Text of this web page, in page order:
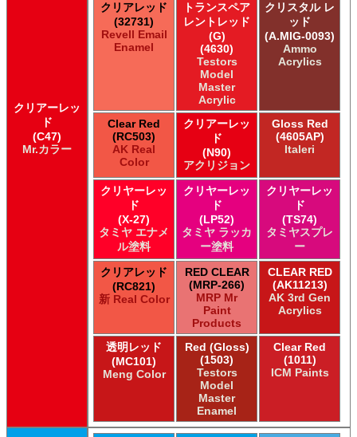
クリアーレッ
ド
(C47)
Mr.カラー
クリアレッド
(32731)
Revell Email
Enamel
トランスペア
レントレッド
(G)
(4630)
Testors
Model
Master
Acrylic
クリスタル レ
ッド
(A.MIG-0093)
Ammo
Acrylics
Clear Red
(RC503)
AK Real
Color
クリアーレッ
ド
(N90)
アクリジョン
Gloss Red
(4605AP)
Italeri
クリヤーレッ
ド
(X-27)
タミヤ エナメ
ル塗料
クリヤーレッ
ド
(LP52)
タミヤ ラッカ
ー塗料
クリヤーレッ
ド
(TS74)
タミヤスプレ
ー
クリアレッド
(RC821)
新 Real Color
RED CLEAR
(MRP-266)
MRP Mr
Paint
Products
CLEAR RED
(AK11213)
AK 3rd Gen
Acrylics
透明レッド
(MC101)
Meng Color
Red (Gloss)
(1503)
Testors
Model
Master
Enamel
Clear Red
(1011)
ICM Paints